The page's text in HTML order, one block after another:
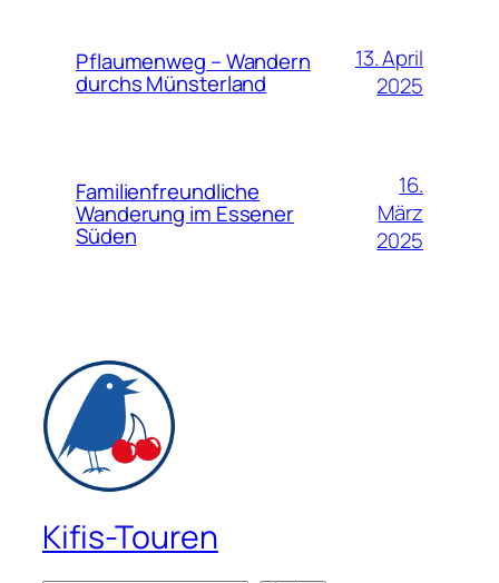
Pflaumenweg – Wandern
durchs Münsterland
13. April
2025
Familienfreundliche
Wanderung im Essener
Süden
16.
März
2025
Kifis-Touren